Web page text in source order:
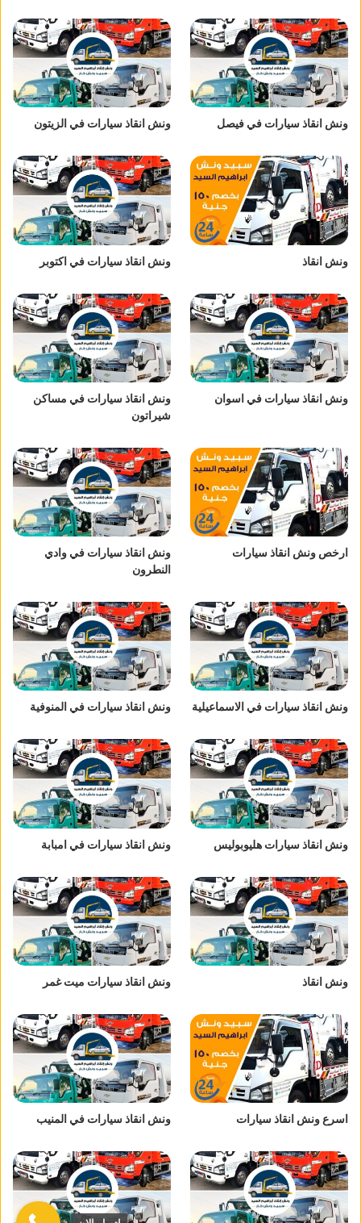
ونش انقاذ سيارات في فيصل ونش انقاذ سيارات في الزيتون
ونش انقاذ ونش انقاذ سيارات في اكتوبر
ونش انقاذ سيارات في اسوان
ونش انقاذ سيارات في مساكن
شيراتون
ارخص ونش انقاذ سيارات
ونش انقاذ سيارات في وادي
النطرون
ونش انقاذ سيارات في الاسماعيلية ونش انقاذ سيارات في المنوفية
ونش انقاذ سيارات هليوبوليس ونش انقاذ سيارات في امبابة
ونش انقاذ ونش انقاذ سيارات ميت غمر
اسرع ونش انقاذ سيارات ونش انقاذ سيارات في المنيب